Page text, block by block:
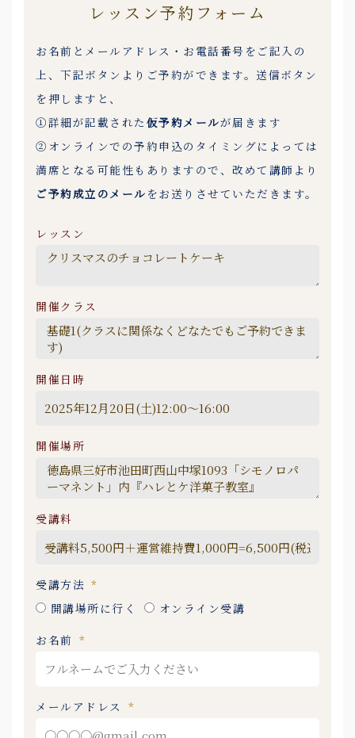
レッスン予約フォーム
お名前とメールアドレス・お電話番号をご記入の
上、下記ボタンよりご予約ができます。送信ボタン
を押しますと、
①詳細が記載された 仮予約メールが届きます
②オンラインでの予約申込のタイミングによっては
満席となる可能性もありますので、改めて講師より
ご予約成立のメール をお送りさせていただきます。
レッスン
開催クラス
開催日時
開催場所
受講料
受講方法
開講場所に行く
オンライン受講
お名前
メールアドレス